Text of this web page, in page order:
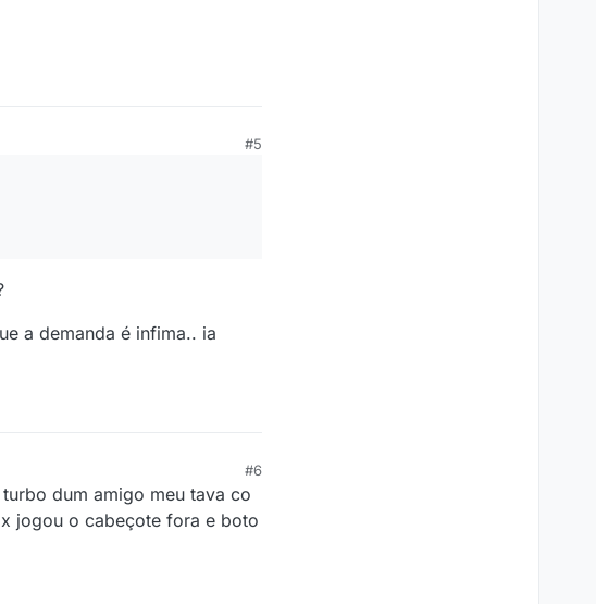
#5
a demanda é infima.. ia
#6
dum amigo meu tava co
jogou o cabeçote fora e boto